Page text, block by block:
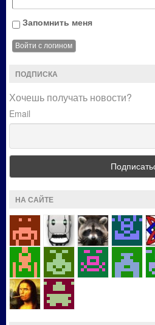
Запомнить меня
ПОДПИСКА
Хочешь получать новости?
Email
НА САЙТЕ